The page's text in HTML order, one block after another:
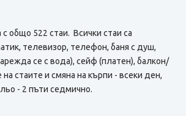
общо 522 стаи. Всички стаи са
телевизор, телефон, баня с душ,
се с вода), сейф (платен), балкон/
на стаите и смяна на кърпи - всеки ден,
- 2 пъти седмично.